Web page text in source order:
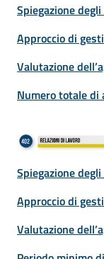
Spiegazione
Approccio di
Valutazione
Numero totale
Spiegazione
Approccio di
Valutazione